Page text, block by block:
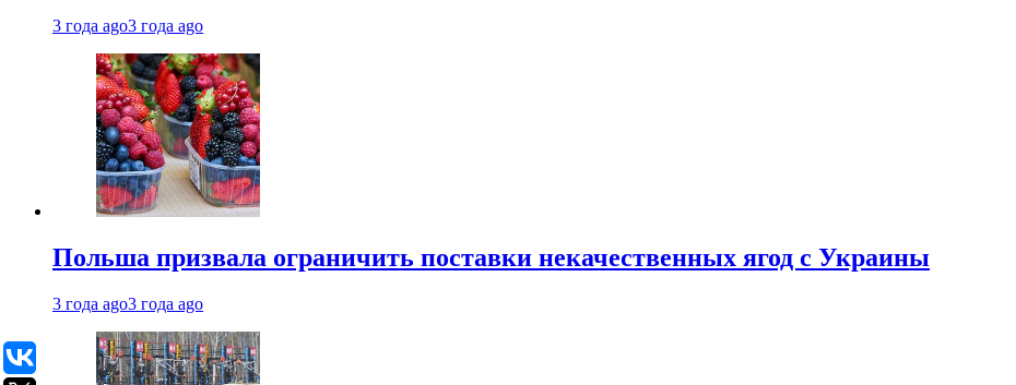
3 года ago3 года ago
Польша призвала ограничить поставки некачественных ягод с Украины
3 года ago3 года ago